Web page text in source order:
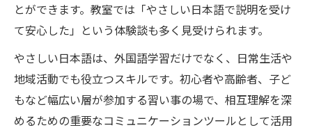
とができます。教室では「やさしい日本語で説明を受け
て安心した」という体験談も多く見受けられます。
やさしい日本語は、外国語学習だけでなく、日常生活や
地域活動でも役立つスキルです。初心者や高齢者、子ど
もなど幅広い層が参加する習い事の場で、相互理解を深
めるための重要なコミュニケーションツールとして活用